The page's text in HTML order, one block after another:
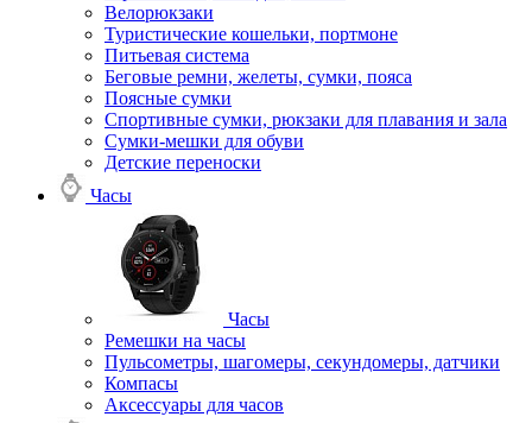
Велорюкзаки
Туристические кошельки, портмоне
Питьевая система
Беговые ремни, желеты, сумки, пояса
Поясные сумки
Спортивные сумки, рюкзаки для плавания и зала
Сумки-мешки для обуви
Детские переноски
Часы
Часы
Ремешки на часы
Пульсометры, шагомеры, секундомеры, датчики
Компасы
Аксессуары для часов